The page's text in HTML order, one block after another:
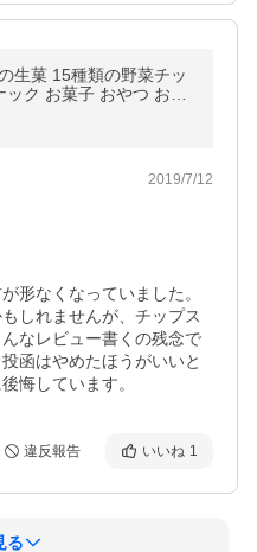
生菓 15種類の野菜チッ
ク お菓子 おやつ おつ
元 夏ギフト お菓子 プ
2019/7/12
形なくなっていました。
しれませんが、チップス
なレビュー書くの残念で
函はやめたほうがいいと
悔しています。
違反報告 いいね 1
る